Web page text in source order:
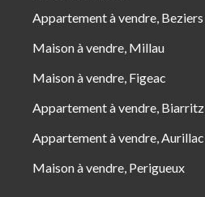
Appartement à vendre, Beziers
Maison à vendre, Millau
Maison à vendre, Figeac
Appartement à vendre, Biarritz
Appartement à vendre, Aurillac
Maison à vendre, Perigueux